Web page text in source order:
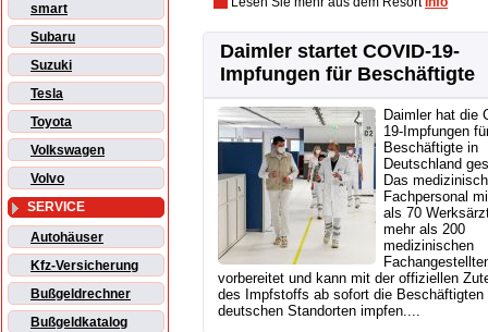
smart
Subaru
Suzuki
Tesla
Toyota
Volkswagen
Volvo
SERVICE
Autohäuser
Kfz-Versicherung
Bußgeldrechner
Bußgeldkatalog
Daimler startet COVID-19-
Impfungen für Beschäftigte
Daimler hat die
19-Impfungen
Beschäftigte in
Deutschland
Das
Fachpersonal
als 70
mehr als 200
medizinischen
vorbereitet und kann mit der offiziellen
des Impfstoffs ab sofort die Beschäftigten
deutschen Standorten impfen....